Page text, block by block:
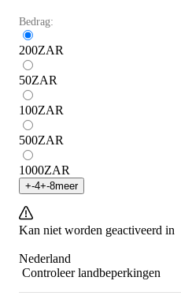
Bedrag:
200ZAR
50ZAR
100ZAR
500ZAR
1000ZAR
+-4+-8meer
Kan niet worden geactiveerd in
Nederland
Controleer landbeperkingen